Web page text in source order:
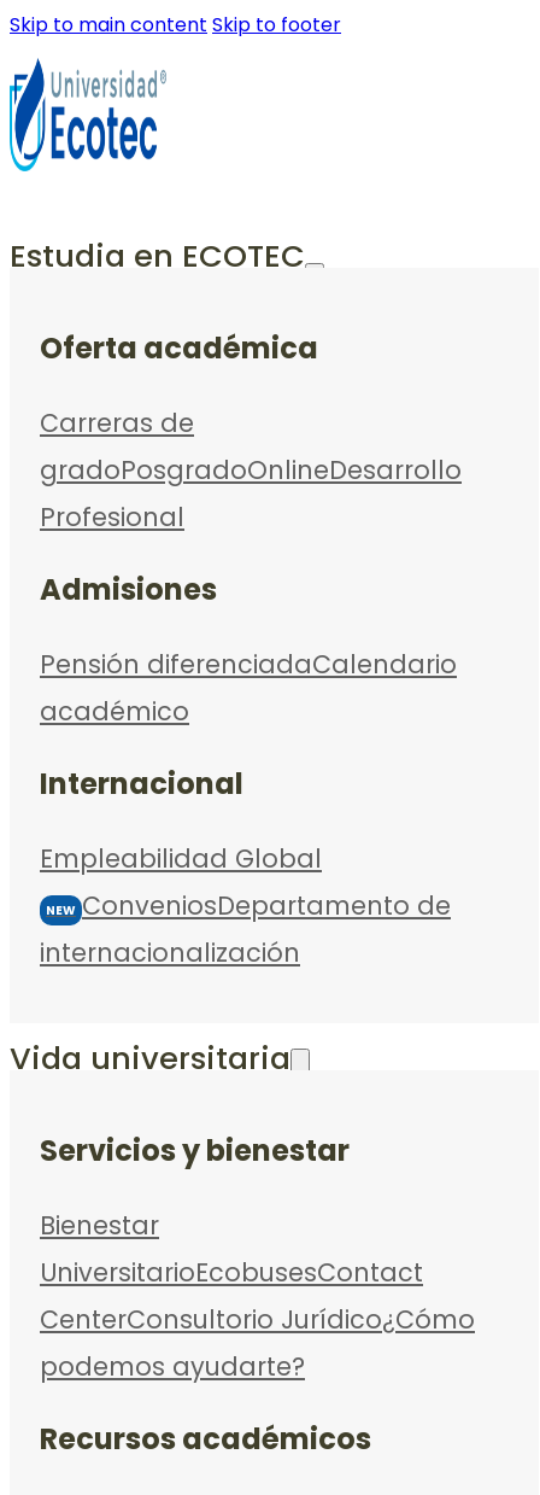
Skip to main content Skip to footer
Estudia en ECOTEC
Oferta académica
Carreras de
gradoPosgradoOnlineDesarrollo
Profesional
Admisiones
Pensión diferenciadaCalendario
académico
Internacional
Empleabilidad Global
NEW ConveniosDepartamento de
internacionalización
Vida universitaria
Servicios y bienestar
Bienestar
UniversitarioEcobusesContact
CenterConsultorio Jurídico¿Cómo
podemos ayudarte?
Recursos académicos